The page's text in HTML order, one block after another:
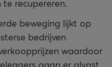
recupereren.
beweging lijkt op
bedrijven
waardoor
gaan er alvast